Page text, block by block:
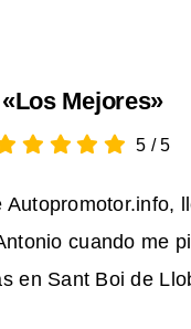
«Los Mejores»
5 /5
Autopromotor.info,
cuando me
en Sant Boi de